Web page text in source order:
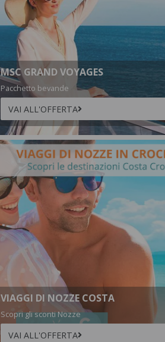
MSC GRAND VOYAGES
Pacchetto bevande
VAI ALL'OFFERTA
VIAGGI DI NOZZE COSTA
Scopri gli sconti Nozze
VAI ALL'OFFERTA